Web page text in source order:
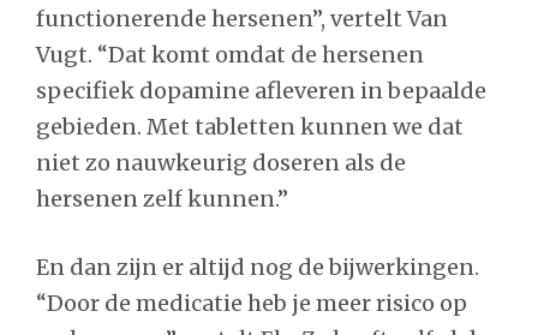
functionerende hersenen”, vertelt Van
Vugt. “Dat komt omdat de hersenen
specifiek dopamine afleveren in bepaalde
gebieden. Met tabletten kunnen we dat
niet zo nauwkeurig doseren als de
hersenen zelf kunnen.”
En dan zijn er altijd nog de bijwerkingen.
“Door de medicatie heb je meer risico op